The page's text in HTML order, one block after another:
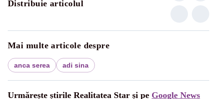
Distribuie articolul
Mai multe articole despre
anca serea adi sina
Urmărește știrile Realitatea Star și pe Google News